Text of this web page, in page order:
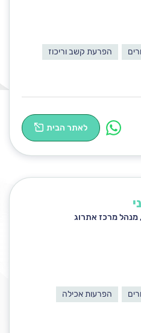
הפרעת קשב וריכוז
לאתר הבית
מנהל מרכז אתרוג
הפרעות אכילה